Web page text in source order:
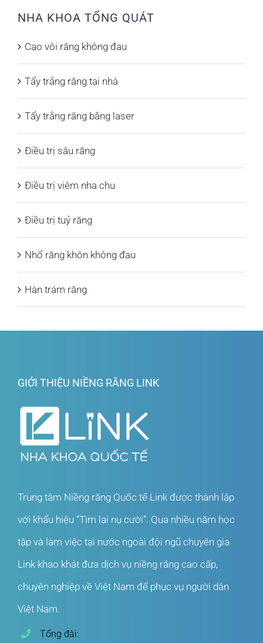
NHA KHOA TỔNG QUÁT
Cạo vôi răng không đau
Tẩy trắng răng tại nhà
Tẩy trắng răng bằng laser
Điều trị sâu răng
Điều trị viêm nha chu
Điều trị tuỷ răng
Nhổ răng khôn không đau
Hàn trám răng
GIỚI THIỆU NIỀNG RĂNG LINK
Trung tâm Niềng răng Quốc tế Link được thành lập
với khẩu hiệu “Tìm lại nụ cười”. Qua nhiều năm học
tập và làm việc tại nước ngoài đội ngũ chuyên gia
Link khao khát đưa dịch vụ niềng răng cao cấp,
chuyên nghiệp về Việt Nam để phục vụ người dân
Việt Nam.
Tổng đài: